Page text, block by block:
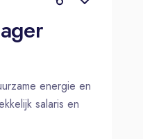
energie en
salaris en